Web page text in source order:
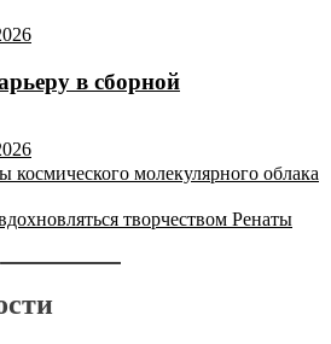
в сборной
космического молекулярного облака
творчеством Ренаты